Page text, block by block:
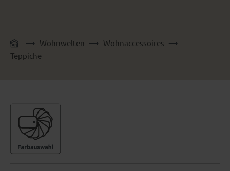
Wohnwelten
Wohnaccessoires
Teppiche